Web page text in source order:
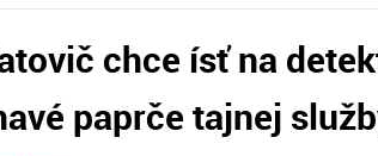
chce ísť na
paprče tajnej